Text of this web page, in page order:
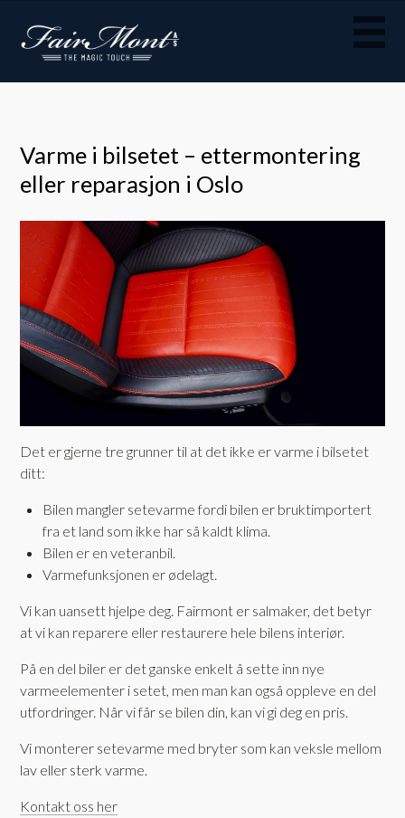
Varme i bilsetet – ettermontering
eller reparasjon i Oslo
Det er gjerne tre grunner til at det ikke er varme i bilsetet
ditt:
Bilen mangler setevarme fordi bilen er bruktimportert
fra et land som ikke har så kaldt klima.
Bilen er en veteranbil.
Varmefunksjonen er ødelagt.
Vi kan uansett hjelpe deg. Fairmont er salmaker, det betyr
at vi kan reparere eller restaurere hele bilens interiør.
På en del biler er det ganske enkelt å sette inn nye
varmeelementer i setet, men man kan også oppleve en del
utfordringer. Når vi får se bilen din, kan vi gi deg en pris.
Vi monterer setevarme med bryter som kan veksle mellom
lav eller sterk varme.
Kontakt oss her